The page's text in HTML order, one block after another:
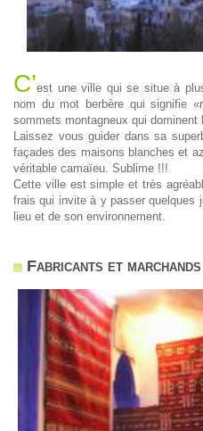
C’est une ville qui se situe à
nom du mot berbère qui signifie
sommets montagneux qui dominent
Laissez vous guider dans sa
façades des maisons blanches et
véritable camaïeu. Sublime !!!
Cette ville est simple et très
frais qui invite à y passer quelques
lieu et de son environnement.
Fabricants et